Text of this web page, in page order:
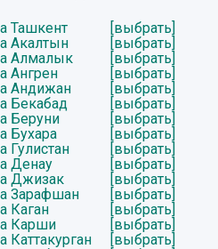
Ташкент
[выбрать]
Акалтын
[выбрать]
Алмалык
[выбрать]
Ангрен
[выбрать]
Андижан
[выбрать]
Бекабад
[выбрать]
Беруни
[выбрать]
Бухара
[выбрать]
Гулистан
[выбрать]
Денау
[выбрать]
Джизак
[выбрать]
Зарафшан
[выбрать]
Каган
[выбрать]
Карши
[выбрать]
Каттакурган
[выбрать]